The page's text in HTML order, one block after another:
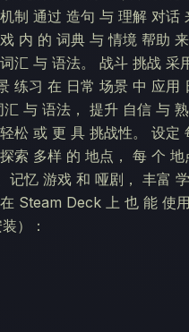
制 通过 造句 与 理解 对
内 的 词典 与 情境 帮助
汇 与 语法。 战斗 挑战
练习 在 日常 场景 中 应
与 语法， 提升 自信 与
松 或 更 具 挑战性。 设
索 多样 的 地点， 每 个
记忆 游戏 和 哑剧， 丰富
Steam Deck 上 也 能 使
）：